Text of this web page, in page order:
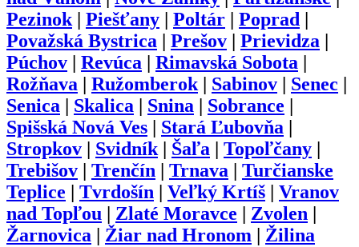
Pezinok| Piešťany Poltár Poprad
Považská Bystrica
Prešov Prievidza
Púchov
Revúca Rimavská Sobota
Rožňava
Ružomberok| Sabinov Senec
Senica
Skalica Snina Sobrance
Spišská Nová Ves
Stará Ľubovňa
Stropkov
Svidník| Šaľa Topoľčany
Trebišov
Trenčín Trnava
Turčianske
Teplice
Tvrdošín Veľký Krtíš
Vranov
nad Topľou
Zlaté Moravce Zvolen
Žarnovica
Žiar nad Hronom Žilina